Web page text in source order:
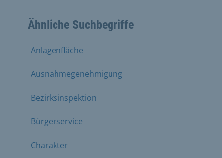
Ähnliche Suchbegriffe
Anlagenfläche
Ausnahmegenehmigung
Bezirksinspektion
Bürgerservice
Charakter